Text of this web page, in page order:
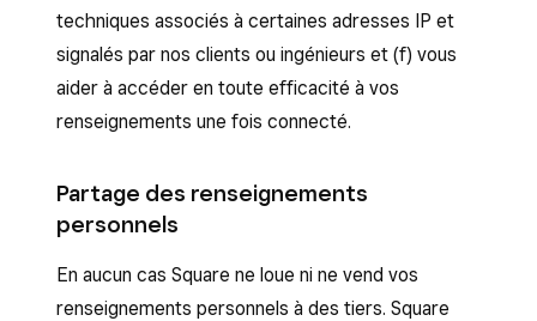
techniques associés à certaines adresses IP et
signalés par nos clients ou ingénieurs et (f) vous
aider à accéder en toute efficacité à vos
renseignements une fois connecté.
Partage des renseignements
personnels
En aucun cas Square ne loue ni ne vend vos
renseignements personnels à des tiers. Square